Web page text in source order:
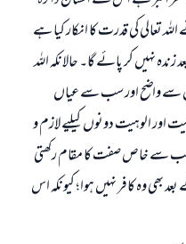
تعالی کی قدرت کا انکار کیا ہے
نہیں کر پائے گا۔ حالانکہ اللہ
سے واضح اور سب سے عیاں
اور الوہیت دونوں کیلیے لازم و
سے خاص صفت کا مقام رکھتی
وہ کافر نہیں ہوا؛ کیونکہ اس